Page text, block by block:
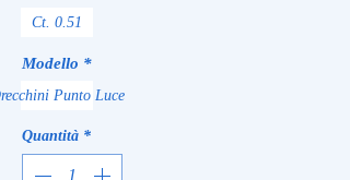
Ct. 0.51
Modello *
Punto Luce
Quantità *